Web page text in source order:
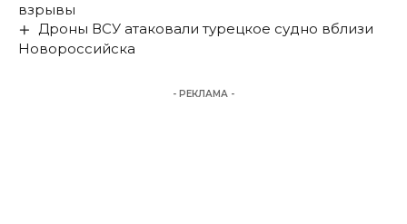
взрывы
Дроны ВСУ атаковали турецкое судно вблизи
Новороссийска
- РЕКЛАМА -